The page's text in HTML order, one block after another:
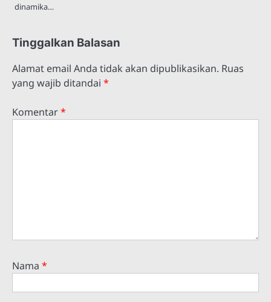
dinamika…
Tinggalkan Balasan
Alamat email Anda tidak akan dipublikasikan. Ruas
yang wajib ditandai *
Komentar*
Nama *